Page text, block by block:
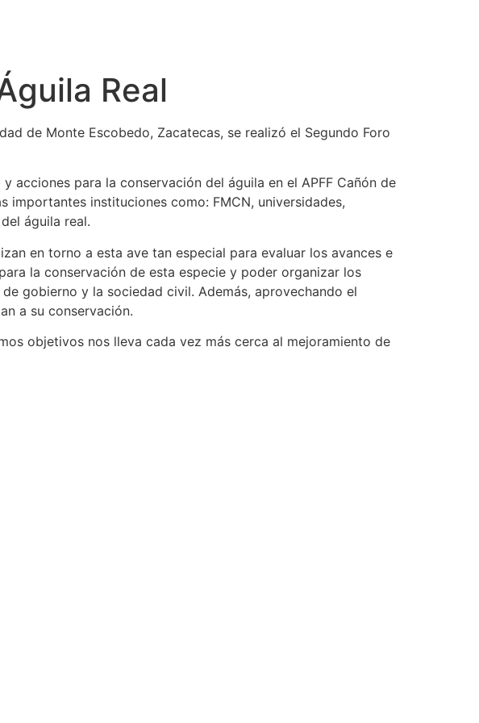
Real
de Monte Escobedo, Zacatecas, se realizó el Segundo Foro
acciones para la conservación del águila en el APFF Cañón de
importantes instituciones como: FMCN, universidades,
águila real.
en torno a esta ave tan especial para evaluar los avances e
la conservación de esta especie y poder organizar los
gobierno y la sociedad civil. Además, aprovechando el
a su conservación.
objetivos nos lleva cada vez más cerca al mejoramiento de